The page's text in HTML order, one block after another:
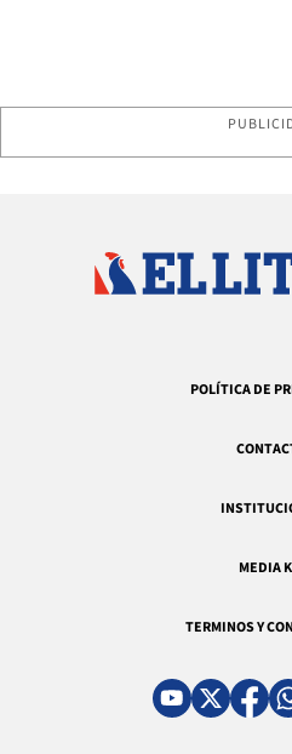
POLÍTICA DE
MEDIA
TERMINOS Y